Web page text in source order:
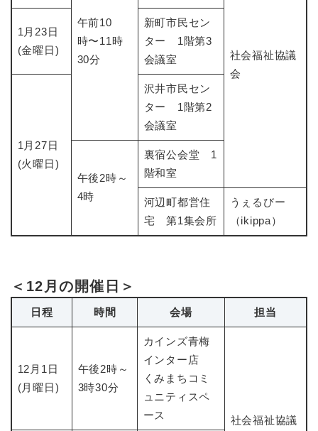
午前10
時〜11時
30分
​​社会福祉協議
会
1月23日
(金曜日)
新町市民セン
ター 1階第3
会議室
1月27日
(火曜日)
沢井市民セン
ター 1階第2
会議室
午後2時～
4時
裏宿公会堂 1
階和室
河辺町都営住
宅 第1集会所
うぇるびー
（ikippa）
＜12月の開催日＞
日程 時間 会場 担当
12月1日
(月曜日)
午後2時～
3時30分
カインズ青梅
インター店
くみまちコミ
ュニティスペ
ース
社会福祉協議